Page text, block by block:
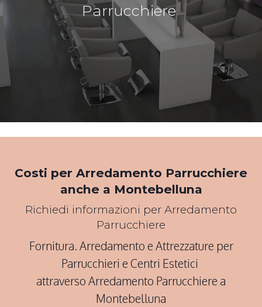
Parrucchiere
Costi per Arredamento Parrucchiere
anche a Montebelluna
Richiedi informazioni per Arredamento
Parrucchiere
Fornitura. Arredamento e Attrezzature per
Parrucchieri e Centri Estetici
attraverso Arredamento Parrucchiere a
Montebelluna